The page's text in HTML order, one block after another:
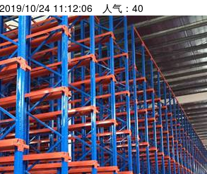
10/24 11:12:06 人气： 40